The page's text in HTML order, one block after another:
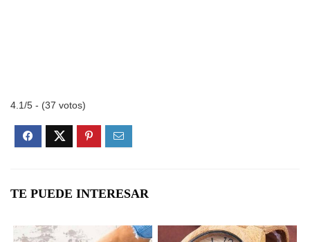
4.1/5 - (37 votos)
TE PUEDE INTERESAR